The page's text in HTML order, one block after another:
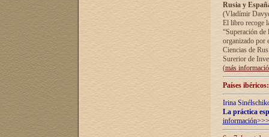
Rusia y
(Vladímir
El libro recoge
“Superación
organizado por
Ciencias de
Surerior de
(más
Países
Irina
La práctica
información>>>